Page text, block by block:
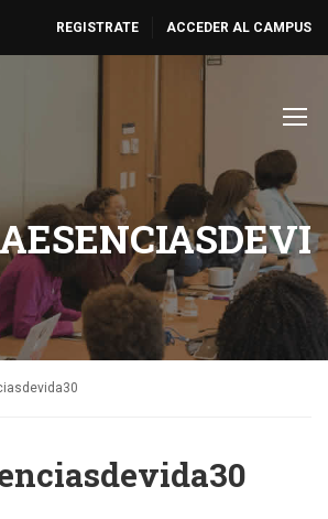
REGISTRATE ACCEDER AL CAMPUS